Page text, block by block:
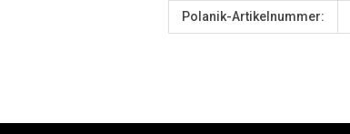
Polanik-Artikelnummer: